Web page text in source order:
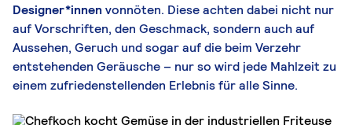
Designer*innenvonnöten. Diese achten dabei nicht nur
auf Vorschriften, den Geschmack, sondern auch auf
Aussehen, Geruch und sogar auf die beim Verzehr
entstehenden Geräusche – nur so wird jede Mahlzeit zu
einem zufriedenstellenden Erlebnis für alle Sinne.